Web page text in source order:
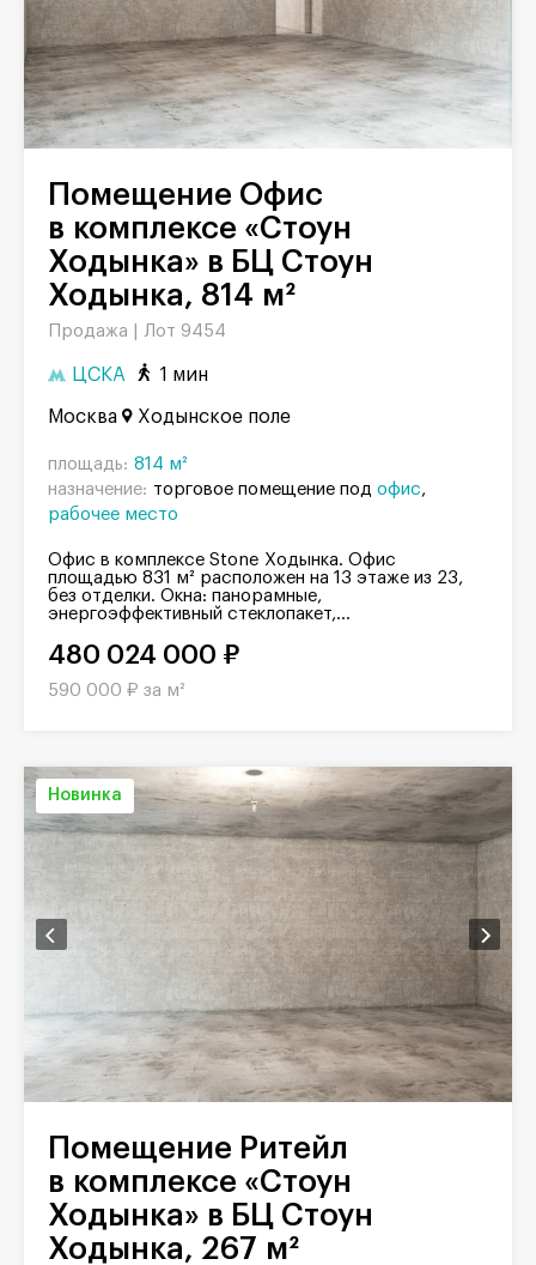
Помещение Офис
в комплексе «Стоун
Ходынка» в БЦ Стоун
Ходынка, 814 м²
Продажа | Лот 9454
ЦСКА 1 мин
Москва Ходынское поле
площадь: 814 м²
назначение: торговое помещение под офис
рабочее место
Офис в комплексе Stone Ходынка. Офис
площадью 831 м² расположен на 13 этаже из 23,
без отделки. Окна: панорамные,
энергоэффективный стеклопакет,...
480 024 000 ₽
590 000 ₽ за м²
Новинка
Помещение Ритейл
в комплексе «Стоун
Ходынка» в БЦ Стоун
Ходынка, 267 м²